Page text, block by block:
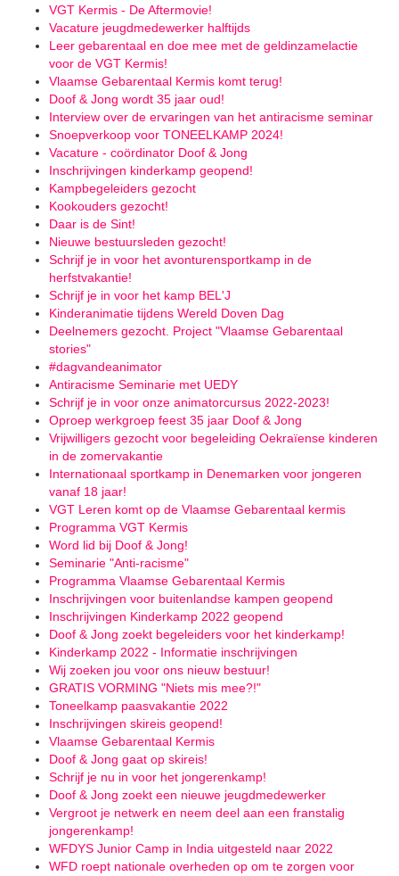
VGT Kermis - De Aftermovie!
Vacature jeugdmedewerker halftijds
Leer gebarentaal en doe mee met de geldinzamelactie
voor de VGT Kermis!
Vlaamse Gebarentaal Kermis komt terug!
Doof & Jong wordt 35 jaar oud!
Interview over de ervaringen van het antiracisme seminar
Snoepverkoop voor TONEELKAMP 2024!
Vacature - coördinator Doof & Jong
Inschrijvingen kinderkamp geopend!
Kampbegeleiders gezocht
Kookouders gezocht!
Daar is de Sint!
Nieuwe bestuursleden gezocht!
Schrijf je in voor het avonturensportkamp in de
herfstvakantie!
Schrijf je in voor het kamp BEL'J
Kinderanimatie tijdens Wereld Doven Dag
Deelnemers gezocht. Project "Vlaamse Gebarentaal
stories"
#dagvandeanimator
Antiracisme Seminarie met UEDY
Schrijf je in voor onze animatorcursus 2022-2023!
Oproep werkgroep feest 35 jaar Doof & Jong
Vrijwilligers gezocht voor begeleiding Oekraïense kinderen
in de zomervakantie
Internationaal sportkamp in Denemarken voor jongeren
vanaf 18 jaar!
VGT Leren komt op de Vlaamse Gebarentaal kermis
Programma VGT Kermis
Word lid bij Doof & Jong!
Seminarie "Anti-racisme"
Programma Vlaamse Gebarentaal Kermis
Inschrijvingen voor buitenlandse kampen geopend
Inschrijvingen Kinderkamp 2022 geopend
Doof & Jong zoekt begeleiders voor het kinderkamp!
Kinderkamp 2022 - Informatie inschrijvingen
Wij zoeken jou voor ons nieuw bestuur!
GRATIS VORMING "Niets mis mee?!"
Toneelkamp paasvakantie 2022
Inschrijvingen skireis geopend!
Vlaamse Gebarentaal Kermis
Doof & Jong gaat op skireis!
Schrijf je nu in voor het jongerenkamp!
Doof & Jong zoekt een nieuwe jeugdmedewerker
Vergroot je netwerk en neem deel aan een franstalig
jongerenkamp!
WFDYS Junior Camp in India uitgesteld naar 2022
WFD roept nationale overheden op om te zorgen voor